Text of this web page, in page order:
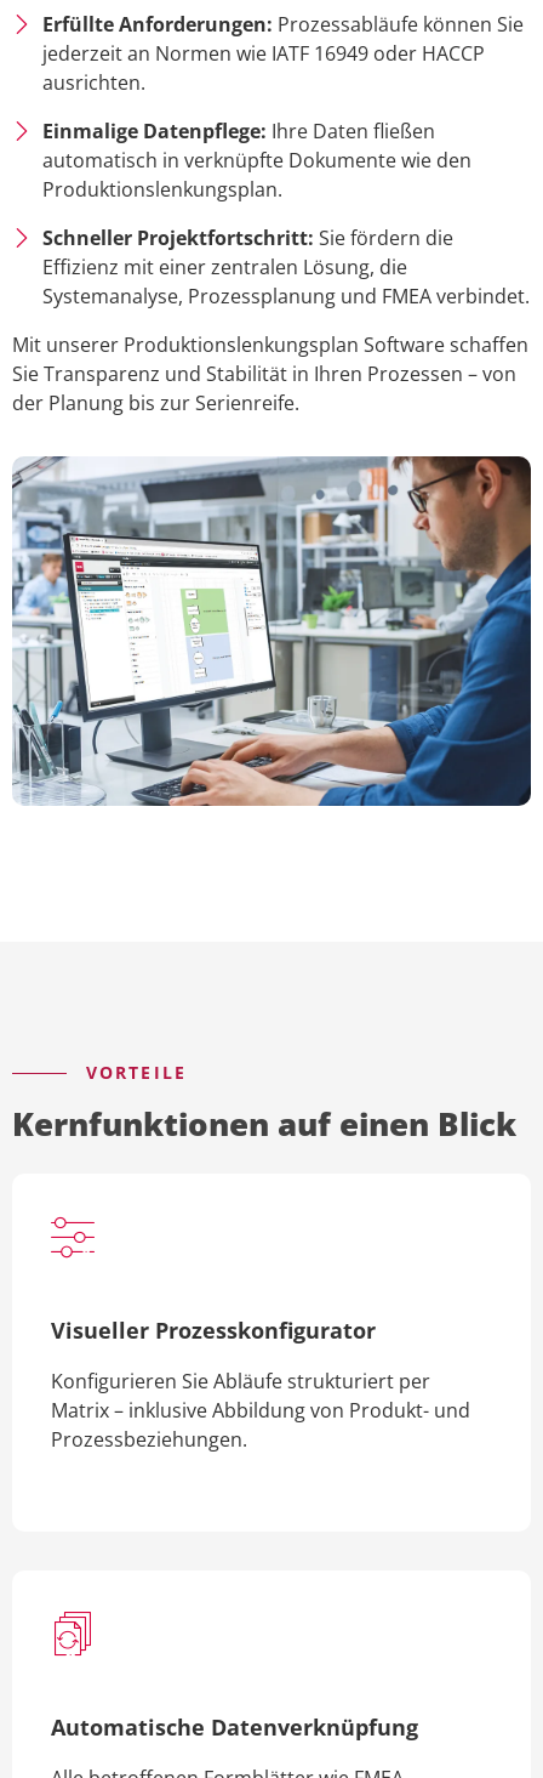
Erfüllte Anforderungen: Prozessabläufe können Sie
jederzeit an Normen wie IATF 16949 oder HACCP
ausrichten.
Einmalige Datenpflege: Ihre Daten fließen
automatisch in verknüpfte Dokumente wie den
Produktionslenkungsplan.
Schneller Projektfortschritt: Sie fördern die
Effizienz mit einer zentralen Lösung, die
Systemanalyse, Prozessplanung und FMEA verbindet.
Mit unserer Produktionslenkungsplan Software schaffen
Sie Transparenz und Stabilität in Ihren Prozessen – von
der Planung bis zur Serienreife.
VORTEILE
Kernfunktionen auf einen Blick
Visueller Prozesskonfigurator
Konfigurieren Sie Abläufe strukturiert per
Matrix – inklusive Abbildung von Produkt- und
Prozessbeziehungen.
Automatische Datenverknüpfung